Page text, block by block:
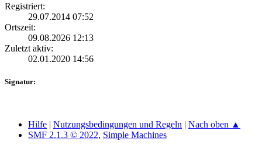
Registriert:
29.07.2014 07:52
Ortszeit:
09.08.2026 12:13
Zuletzt aktiv:
02.01.2020 14:56
Signatur:
Hilfe | Nutzungsbedingungen und Regeln | Nach oben ▲
SMF 2.1.3 © 2022, Simple Machines